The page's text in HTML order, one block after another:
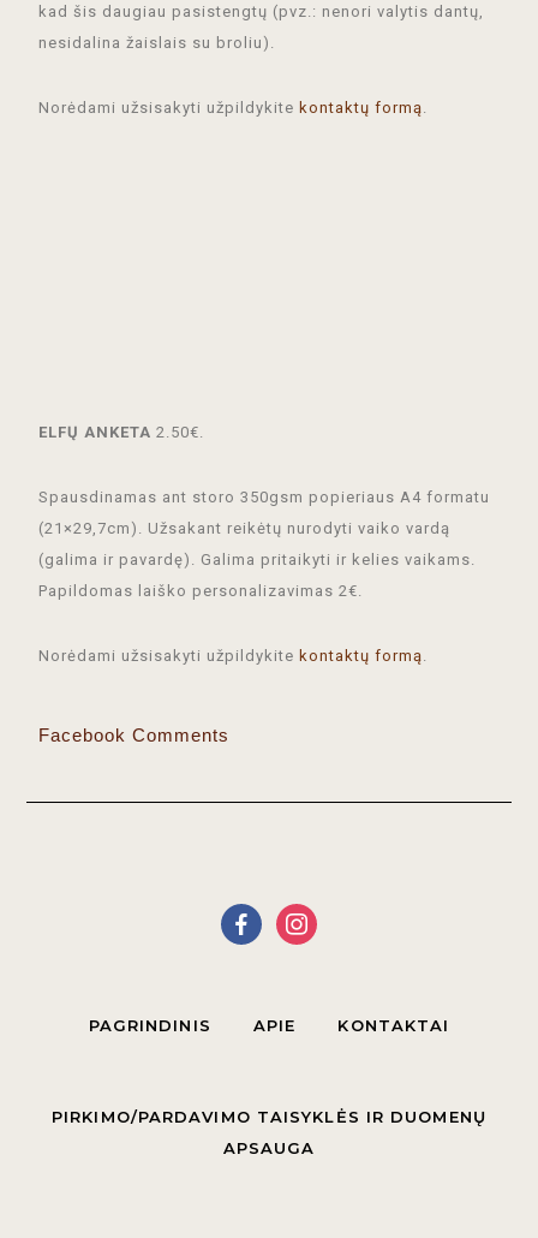
kad šis daugiau pasistengtų (pvz.: nenori valytis dantų,
nesidalina žaislais su broliu).
Norėdami užsisakyti užpildykite kontaktų formą
ELFŲ ANKETA 2.50€.
Spausdinamas ant storo 350gsm popieriaus A4 formatu
(21×29,7cm). Užsakant reikėtų nurodyti vaiko vardą
(galima ir pavardę). Galima pritaikyti ir kelies vaikams.
Papildomas laiško personalizavimas 2€.
Norėdami užsisakyti užpildykite kontaktų formą
Facebook Comments
PAGRINDINIS APIE KONTAKTAI
PIRKIMO/PARDAVIMO TAISYKLĖS IR DUOMENŲ
APSAUGA